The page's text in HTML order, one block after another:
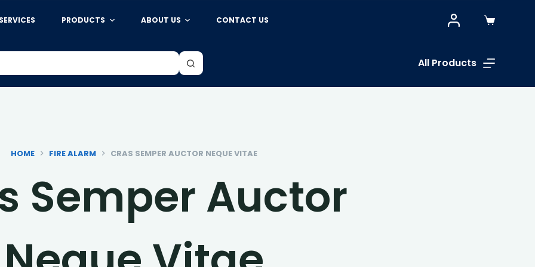
SERVICES PRODUCTS ABOUT US CONTACT US
All Products
HOME FIRE ALARM CRAS SEMPER AUCTOR NEQUE VITAE
Semper Auctor